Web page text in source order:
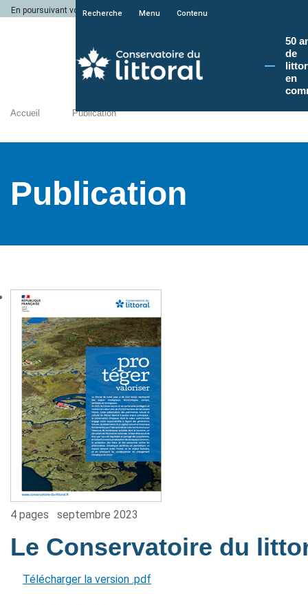
En poursuivant votre navigation sur le site du Conservatoire du littoral, vous
Recherche Menu Contenu
50
de
en
Accueil Publication
Publication
4 pages septembre 2023
Le Conservatoire du
Télécharger la version .pdf